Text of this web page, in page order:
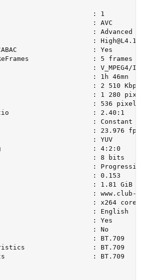
: 1
: AVC
: Advanced
: High@L4.1
CABAC                   : Yes
: 5 frames
: V_MPEG4/
: 1h 46mn
: 2 510 Kbps
: 1 280
: 536 pixels
: 2.40:1
: Constant
: 23.976 fps
: YUV
: 4:2:0
: 8 bits
:
: 0.153
: 1.81 GiB
: www.club-
: x264 core 125
: English
: Yes
: No
: BT.709
: BT.709
: BT.709